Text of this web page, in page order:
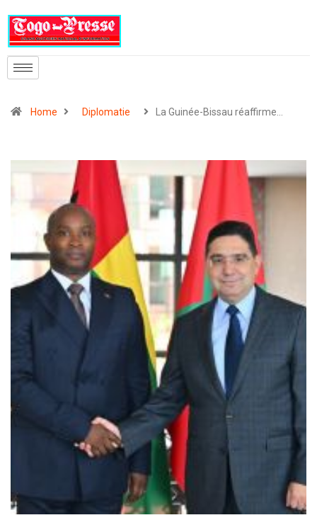
Home Diplomatie La Guinée-Bissau réaffirme…